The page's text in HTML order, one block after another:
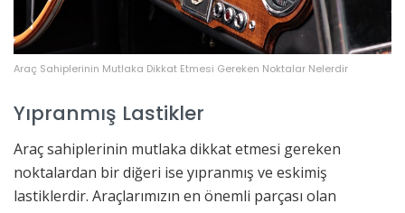
Araç Sahiplerinin Mutlaka Dikkat Etmesi Gereken Noktalar Nelerdir
Yıpranmış Lastikler
Araç sahiplerinin mutlaka dikkat etmesi gereken
noktalardan bir diğeri ise yıpranmış ve eskimiş
lastiklerdir. Araçlarımızın en önemli parçası olan